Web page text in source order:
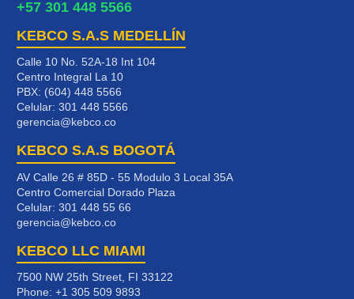
+57 301 448 5566
KEBCO S.A.S MEDELLÍN
Calle 10 No. 52A-18 Int 104
Centro Integral La 10
PBX: (604) 448 5566
Celular: 301 448 5566
gerencia@kebco.co
KEBCO S.A.S BOGOTÁ
AV Calle 26 # 85D - 55 Modulo 3 Local 35A
Centro Comercial Dorado Plaza
Celular: 301 448 55 66
gerencia@kebco.co
KEBCO LLC MIAMI
7500 NW 25th Street, FI 33122
Phone: +1 305 509 9893